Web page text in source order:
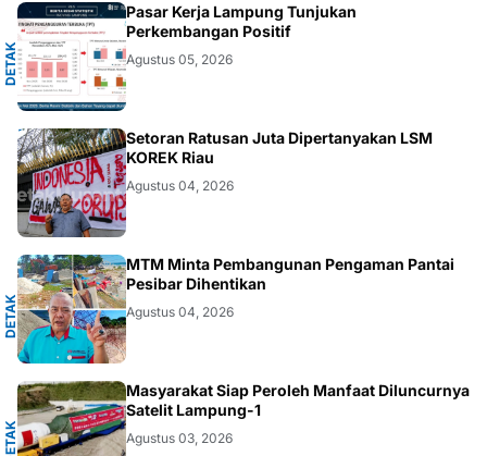
D
E
T
A
K
N
U
S
A
N
T
A
RA
Pasar Kerja Lampung Tunjukan
Perkembangan Positif
Agustus 05, 2026
DAERAH
Setoran Ratusan Juta Dipertanyakan LSM
KOREK Riau
Agustus 04, 2026
D
E
T
A
K
N
U
S
A
N
T
A
RA
MTM Minta Pembangunan Pengaman Pantai
Pesibar Dihentikan
Agustus 04, 2026
D
E
T
A
K
N
U
S
A
N
T
A
RA
Masyarakat Siap Peroleh Manfaat Diluncurnya
Satelit Lampung-1
Agustus 03, 2026